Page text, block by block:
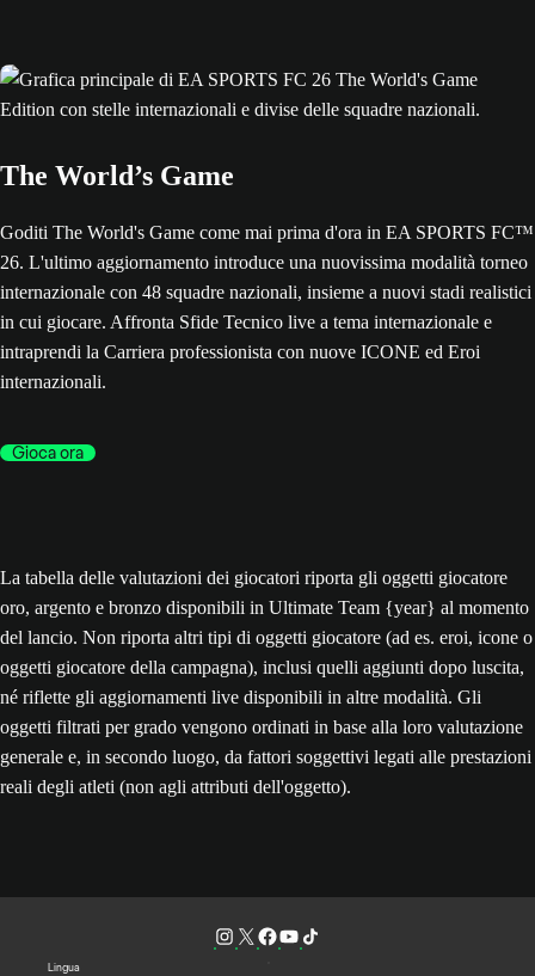
The World’s Game
Goditi The World's Game come mai prima d'ora in EA SPORTS FC™
26. L'ultimo aggiornamento introduce una nuovissima modalità torneo
internazionale con 48 squadre nazionali, insieme a nuovi stadi realistici
in cui giocare. Affronta Sfide Tecnico live a tema internazionale e
intraprendi la Carriera professionista con nuove ICONE ed Eroi
internazionali.
Gioca ora
La tabella delle valutazioni dei giocatori riporta gli oggetti giocatore
oro, argento e bronzo disponibili in Ultimate Team {year} al momento
del lancio. Non riporta altri tipi di oggetti giocatore (ad es. eroi, icone o
oggetti giocatore della campagna), inclusi quelli aggiunti dopo luscita,
né riflette gli aggiornamenti live disponibili in altre modalità. Gli
oggetti filtrati per grado vengono ordinati in base alla loro valutazione
generale e, in secondo luogo, da fattori soggettivi legati alle prestazioni
reali degli atleti (non agli attributi dell'oggetto).
Lingua